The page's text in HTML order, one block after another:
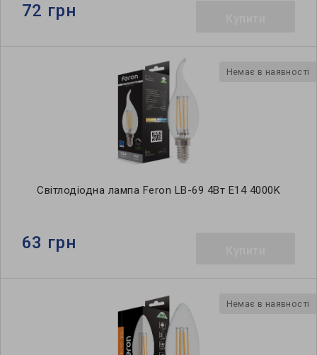
72 грн
Немає в наявності
Світлодіодна лампа Feron LB-69 4Вт E14 4000K
63 грн
Немає в наявності